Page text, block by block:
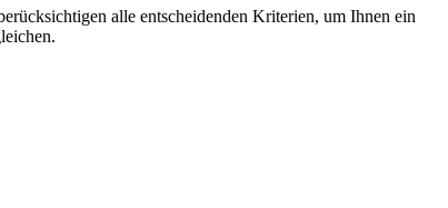
alle entscheidenden Kriterien, um Ihnen ein